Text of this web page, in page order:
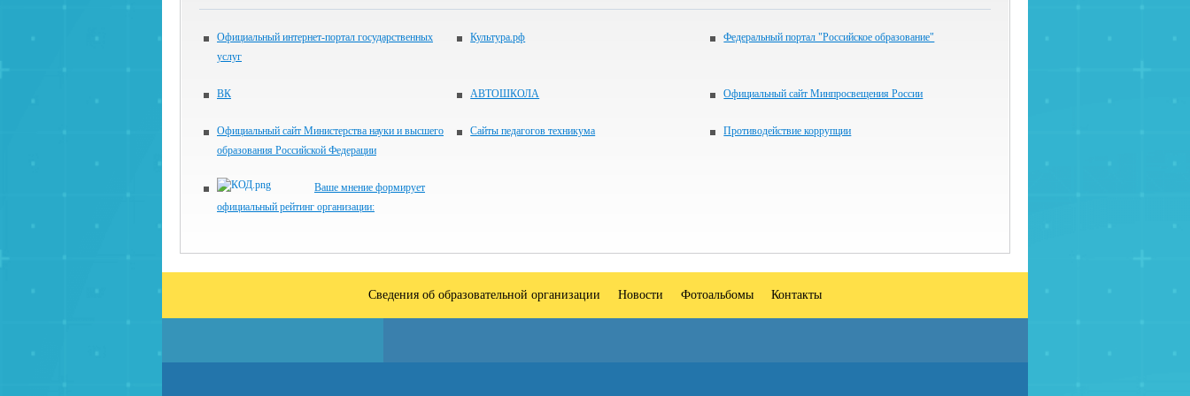
Официальный интернет-портал государственных
услуг
Культура.рф Федеральный портал "Российское образование"
ВК АВТОШКОЛА Официальный сайт Минпросвещения России
Официальный сайт Министерства науки и высшего
образования Российской Федерации
Сайты педагогов техникума Противодействие коррупции
Ваше мнение формирует
официальный рейтинг организации:
Сведения об образовательной организации Новости Фотоальбомы Контакты